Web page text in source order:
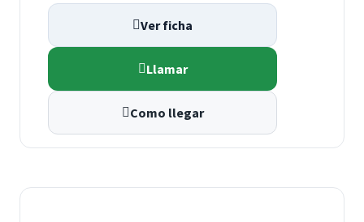
Ver ficha
Llamar
Como llegar